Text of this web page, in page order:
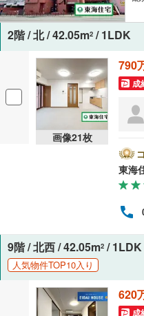
2階 / 北 / 42.05m2 / 1LDK
画像21枚
790
成
東海
9階 / 北西 / 42.05m2 / 1LDK
人気物件TOP10入り
620
成
立地
共
設備
間取